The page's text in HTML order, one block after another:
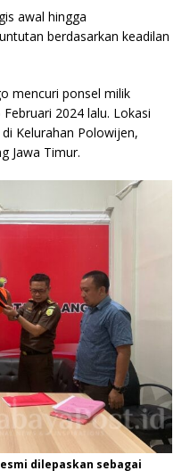
awal hingga
berdasarkan keadilan
mencuri ponsel milik
2024 lalu. Lokasi
Kelurahan Polowijen,
Jawa Timur.
dilepaskan sebagai